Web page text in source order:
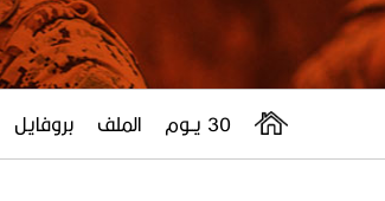
30 يــوم الملف بروفايل